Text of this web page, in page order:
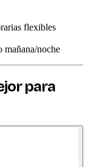
flexibles
mañana/noche
para